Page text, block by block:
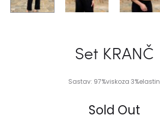
Set KRANČ
Sastav: 97%viskoza 3%elastin
Sold Out